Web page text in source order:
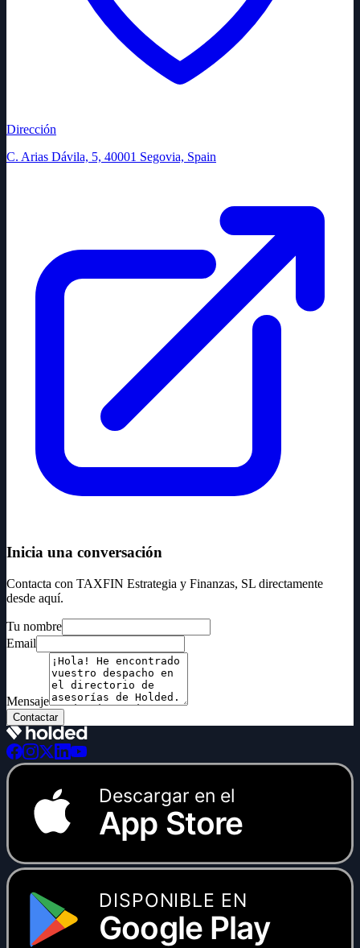
Dirección
C. Arias Dávila, 5, 40001 Segovia, Spain
Inicia una conversación
Contacta con TAXFIN Estrategia y Finanzas, SL directamente
desde aquí.
Tu nombre
Email
Mensaje
Contactar
Descargar en el
App Store
DISPONIBLE EN
Google Play